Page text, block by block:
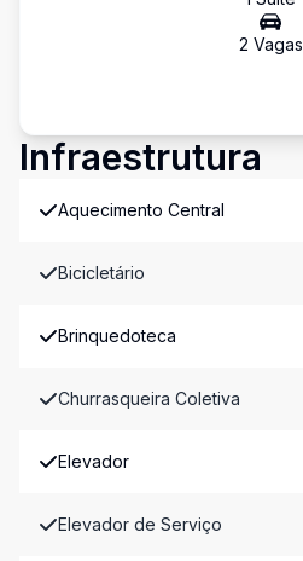
2 Vagas
Infraestrutura
Aquecimento Central
Bicicletário
Brinquedoteca
Churrasqueira Coletiva
Elevador
Elevador de Serviço